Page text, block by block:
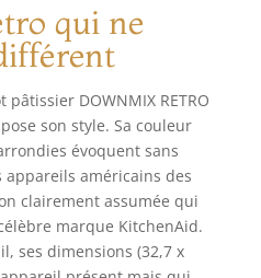
et de grande
totale est de 5L
1kg de farine.
: un crochet de
tige d'émulsion et de
de pétrissage.
en fonction de vos
Ce robot pétrisseur
qui le
qui ne
DOWNMIX RETRO
son style. Sa couleur
évoquent sans
appareils américains des
clairement assumée qui
marque KitchenAid.
ses dimensions (32,7 x